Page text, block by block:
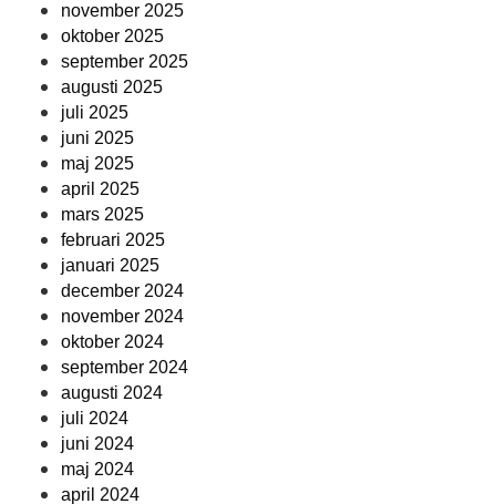
november 2025
oktober 2025
september 2025
augusti 2025
juli 2025
juni 2025
maj 2025
april 2025
mars 2025
februari 2025
januari 2025
december 2024
november 2024
oktober 2024
september 2024
augusti 2024
juli 2024
juni 2024
maj 2024
april 2024